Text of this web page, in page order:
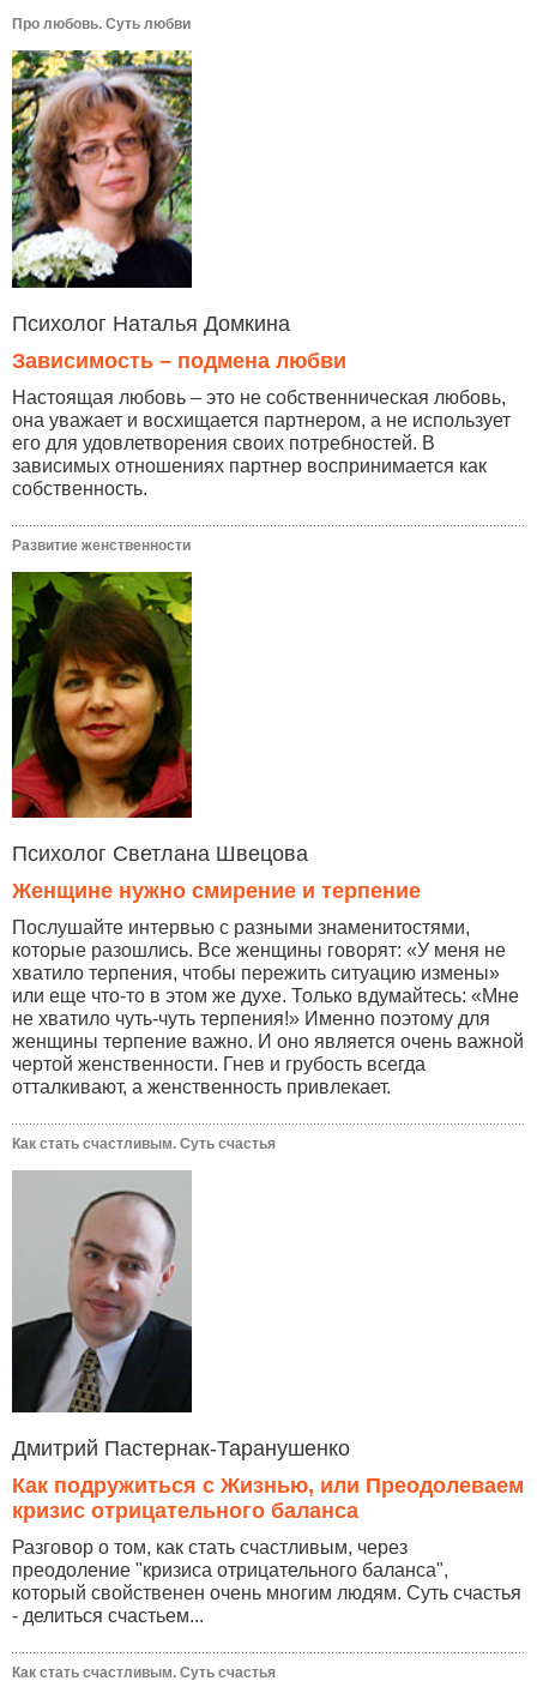
Про любовь. Суть любви
Психолог Наталья Домкина
Зависимость – подмена любви
Настоящая любовь – это не собственническая любовь,
она уважает и восхищается партнером, а не использует
его для удовлетворения своих потребностей. В
зависимых отношениях партнер воспринимается как
собственность.
Развитие женственности
Психолог Светлана Швецова
Женщине нужно смирение и терпение
Послушайте интервью с разными знаменитостями,
которые разошлись. Все женщины говорят: «У меня не
хватило терпения, чтобы пережить ситуацию измены»
или еще что-то в этом же духе. Только вдумайтесь: «Мне
не хватило чуть-чуть терпения!» Именно поэтому для
женщины терпение важно. И оно является очень важной
чертой женственности. Гнев и грубость всегда
отталкивают, а женственность привлекает.
Как стать счастливым. Суть счастья
Дмитрий Пастернак-Таранушенко
Как подружиться с Жизнью, или Преодолеваем
кризис отрицательного баланса
Разговор о том, как стать счастливым, через
преодоление "кризиса отрицательного баланса",
который свойственен очень многим людям. Суть счастья
- делиться счастьем...
Как стать счастливым. Суть счастья